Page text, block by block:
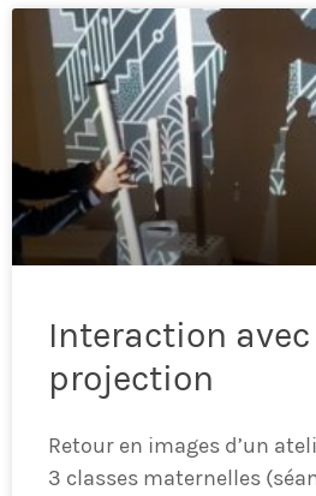
Interaction avec
projection
Retour en images d’un
3 classes maternelles